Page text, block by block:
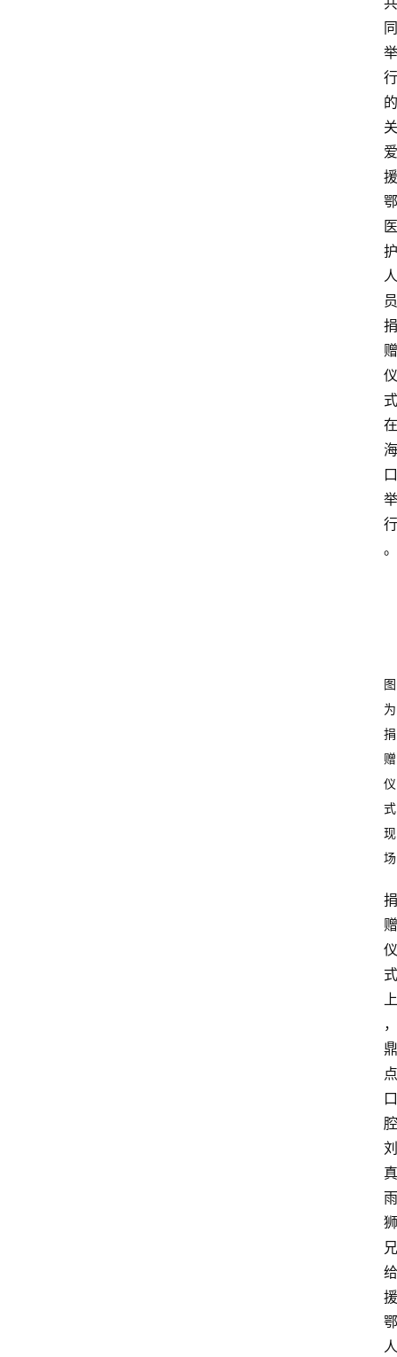
同
举
行
的
关
爱
援
鄂
医
护
人
员
捐
赠
仪
式
在
海
口
举
行
。
图
为
捐
赠
仪
式
现
场
捐
赠
仪
式
上
，
鼎
点
口
腔
刘
真
雨
狮
兄
给
援
鄂
人